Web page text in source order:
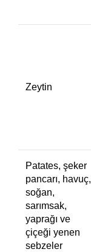
Zeytin
Patates, şeker
pancarı, havuç,
soğan,
sarımsak,
yaprağı ve
çiçeği yenen
sebzeler